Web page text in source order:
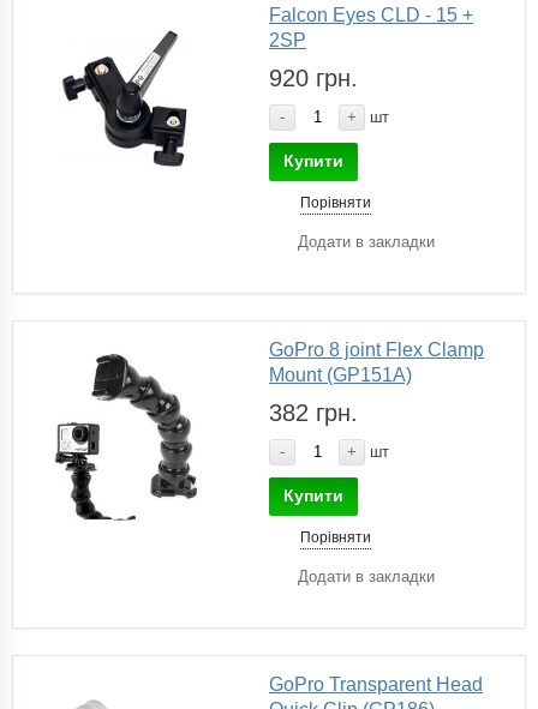
Falcon Eyes CLD - 15 +
2SP
920 грн.
- + шт
Купити
Порівняти
Додати в закладки
GoPro 8 joint Flex Clamp
Mount (GP151A)
382 грн.
- + шт
Купити
Порівняти
Додати в закладки
GoPro Transparent Head